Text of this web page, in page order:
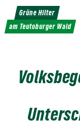
Weiter
zum
Inhalt
Grüne Hilter
am Teutoburger Wald